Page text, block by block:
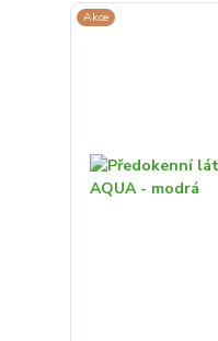
Akce